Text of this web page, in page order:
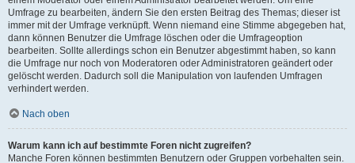
Umfrage zu bearbeiten, ändern Sie den ersten Beitrag des Themas; dieser ist
immer mit der Umfrage verknüpft. Wenn niemand eine Stimme abgegeben hat,
dann können Benutzer die Umfrage löschen oder die Umfrageoption
bearbeiten. Sollte allerdings schon ein Benutzer abgestimmt haben, so kann
die Umfrage nur noch von Moderatoren oder Administratoren geändert oder
gelöscht werden. Dadurch soll die Manipulation von laufenden Umfragen
verhindert werden.
Nach oben
Warum kann ich auf bestimmte Foren nicht zugreifen?
Manche Foren können bestimmten Benutzern oder Gruppen vorbehalten sein.